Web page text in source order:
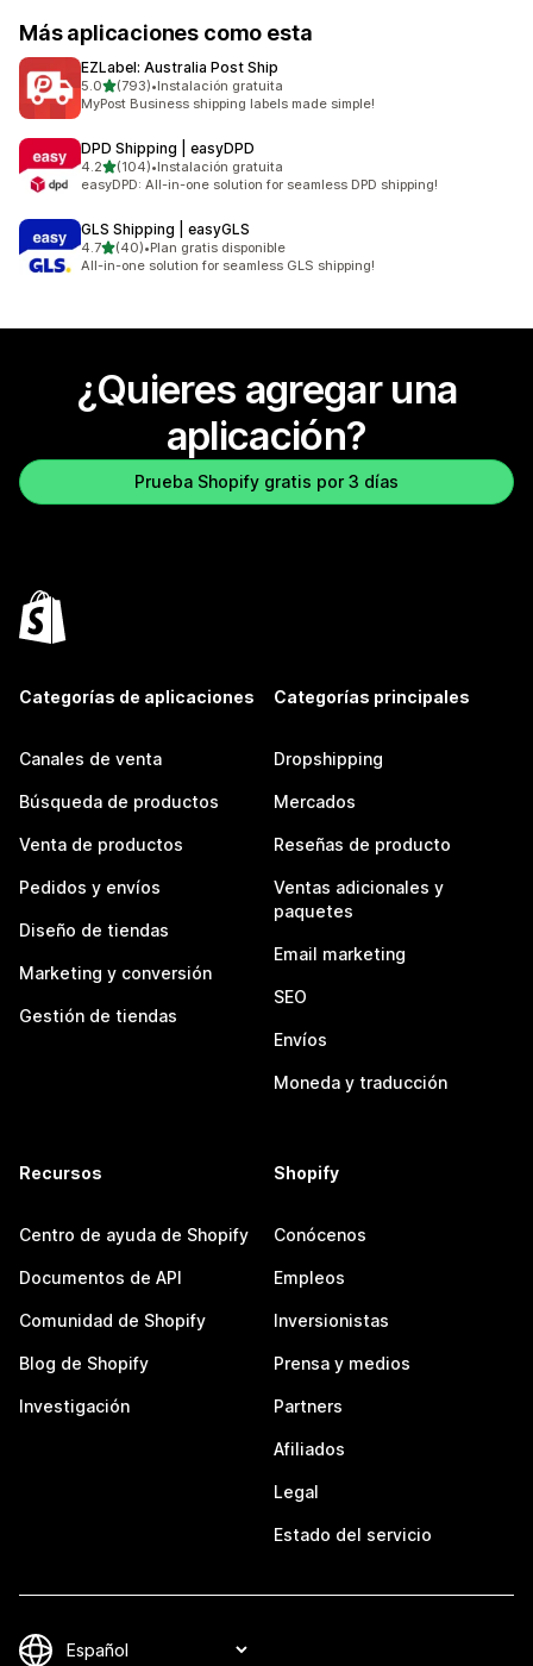
Más aplicaciones como esta
EZLabel: Australia Post Ship
5.0de 5 estrellas
(793)
793 reseñas en total
•Instalación gratuita
MyPost Business shipping labels made simple!
DPD Shipping | easyDPD
4.2de 5 estrellas
(104)
104 reseñas en total
•Instalación gratuita
easyDPD: All-in-one solution for seamless DPD shipping!
GLS Shipping | easyGLS
4.7de 5 estrellas
(40)
40 reseñas en total
•Plan gratis disponible
All-in-one solution for seamless GLS shipping!
¿Quieres agregar una
aplicación?
Prueba Shopify gratis por 3 días
Categorías de aplicaciones
Canales de venta
Búsqueda de productos
Venta de productos
Pedidos y envíos
Diseño de tiendas
Marketing y conversión
Gestión de tiendas
Categorías principales
Dropshipping
Mercados
Reseñas de producto
Ventas adicionales y
paquetes
Email marketing
SEO
Envíos
Moneda y traducción
Recursos
Centro de ayuda de Shopify
Documentos de API
Comunidad de Shopify
Blog de Shopify
Investigación
Shopify
Conócenos
Empleos
Inversionistas
Prensa y medios
Partners
Afiliados
Legal
Estado del servicio